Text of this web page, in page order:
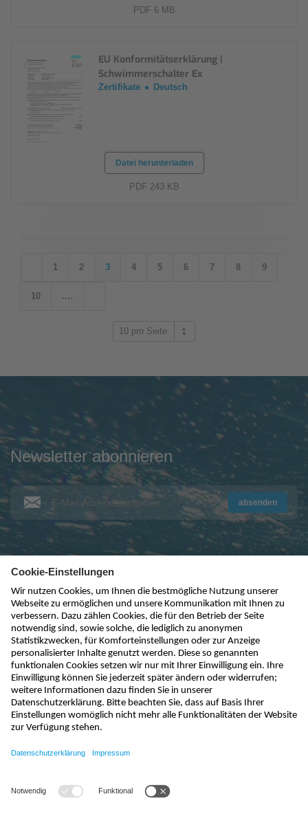
PDF 6 MB
EU Konformitätserklärung |
Schwimmerschalter Ex
Zertifikate Deutsch
Datei herunterladen
PDF 243 KB
1 2 3 4 5 6 7 8 9
10 ....
10 pro Seite
Newsletter abonnieren
absenden
kontakt@nivus.com
+49 7262 9191-0
sales@nivus.com
+49 7262 9191-794
hotline@nivus.com
+49 7262 9191-955